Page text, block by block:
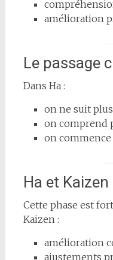
amélioration
Le passage
Dans Ha :
on ne suit
on comprend
on commence
Ha et Kaizen
Cette phase est
Kaizen :
amélioration
ajustements